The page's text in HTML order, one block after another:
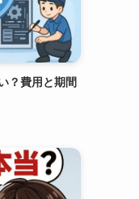
？費用と期間